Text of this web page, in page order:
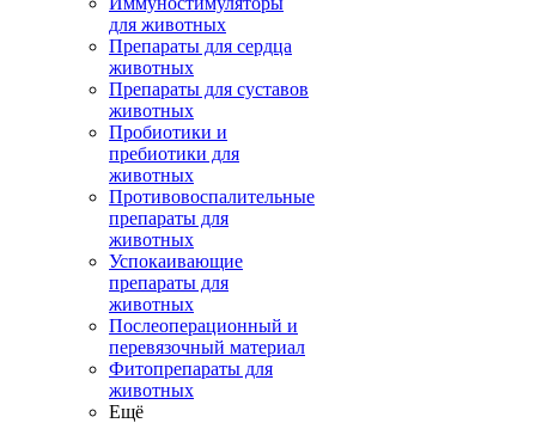
для животных
Препараты для сердца
животных
Препараты для суставов
животных
Пробиотики и
пребиотики для
животных
Противовоспалительные
препараты для
животных
Успокаивающие
препараты для
животных
Послеоперационный и
перевязочный материал
Фитопрепараты для
животных
Ещё